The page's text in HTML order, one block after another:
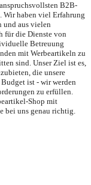
B2B-
haben viel Erfahrung
und aus vielen
für die Dienste von
Betreuung
mit Werbeartikeln zu
sind. Unser Ziel ist es,
die unsere
ist - wir werden
zu erfüllen.
Shop mit
bei uns genau richtig.